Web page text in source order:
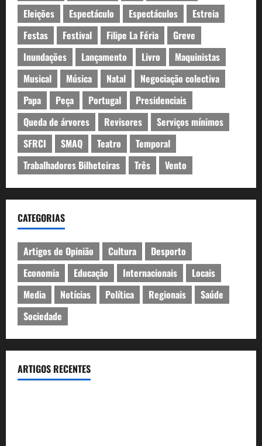
Eleições
Espectáculo Espectáculos
Estreia
Festas
Festival Filipe La Féria
Greve
Inundações
Lançamento Livro
Maquinistas
Musical
Música Natal
Negociação colectiva
Papa
Peça Portugal
Presidenciais
Queda de árvores
Revisores
Serviços mínimos
SFRCI
SMAQ Teatro
Temporal
Trabalhadores Bilheteiras
Três Vento
CATEGORIAS
Artigos de Opinião Cultura
Desporto
Economia
Educação Internacionais
Locais
Media
Notícias Política Regionais
Saúde
Sociedade
ARTIGOS RECENTES